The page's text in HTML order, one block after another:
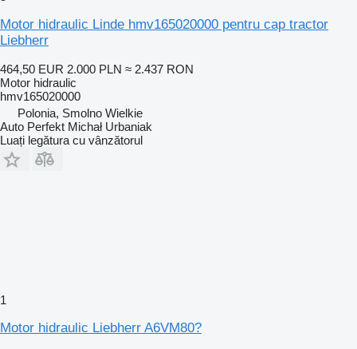
Motor hidraulic Linde hmv165020000 pentru cap tractor
Liebherr
464,50 EUR 2.000 PLN ≈ 2.437 RON
Motor hidraulic
hmv165020000
Polonia, Smolno Wielkie
Auto Perfekt Michał Urbaniak
Luați legătura cu vânzătorul
1
Motor hidraulic Liebherr A6VM80?